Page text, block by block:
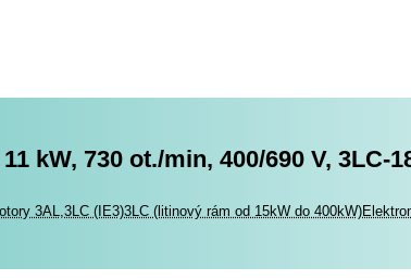
kW, 730 ot./min, 400/690 V, 3LC-
3AL,3LC (IE3)3LC (litinový rám od 15kW do 400kW)